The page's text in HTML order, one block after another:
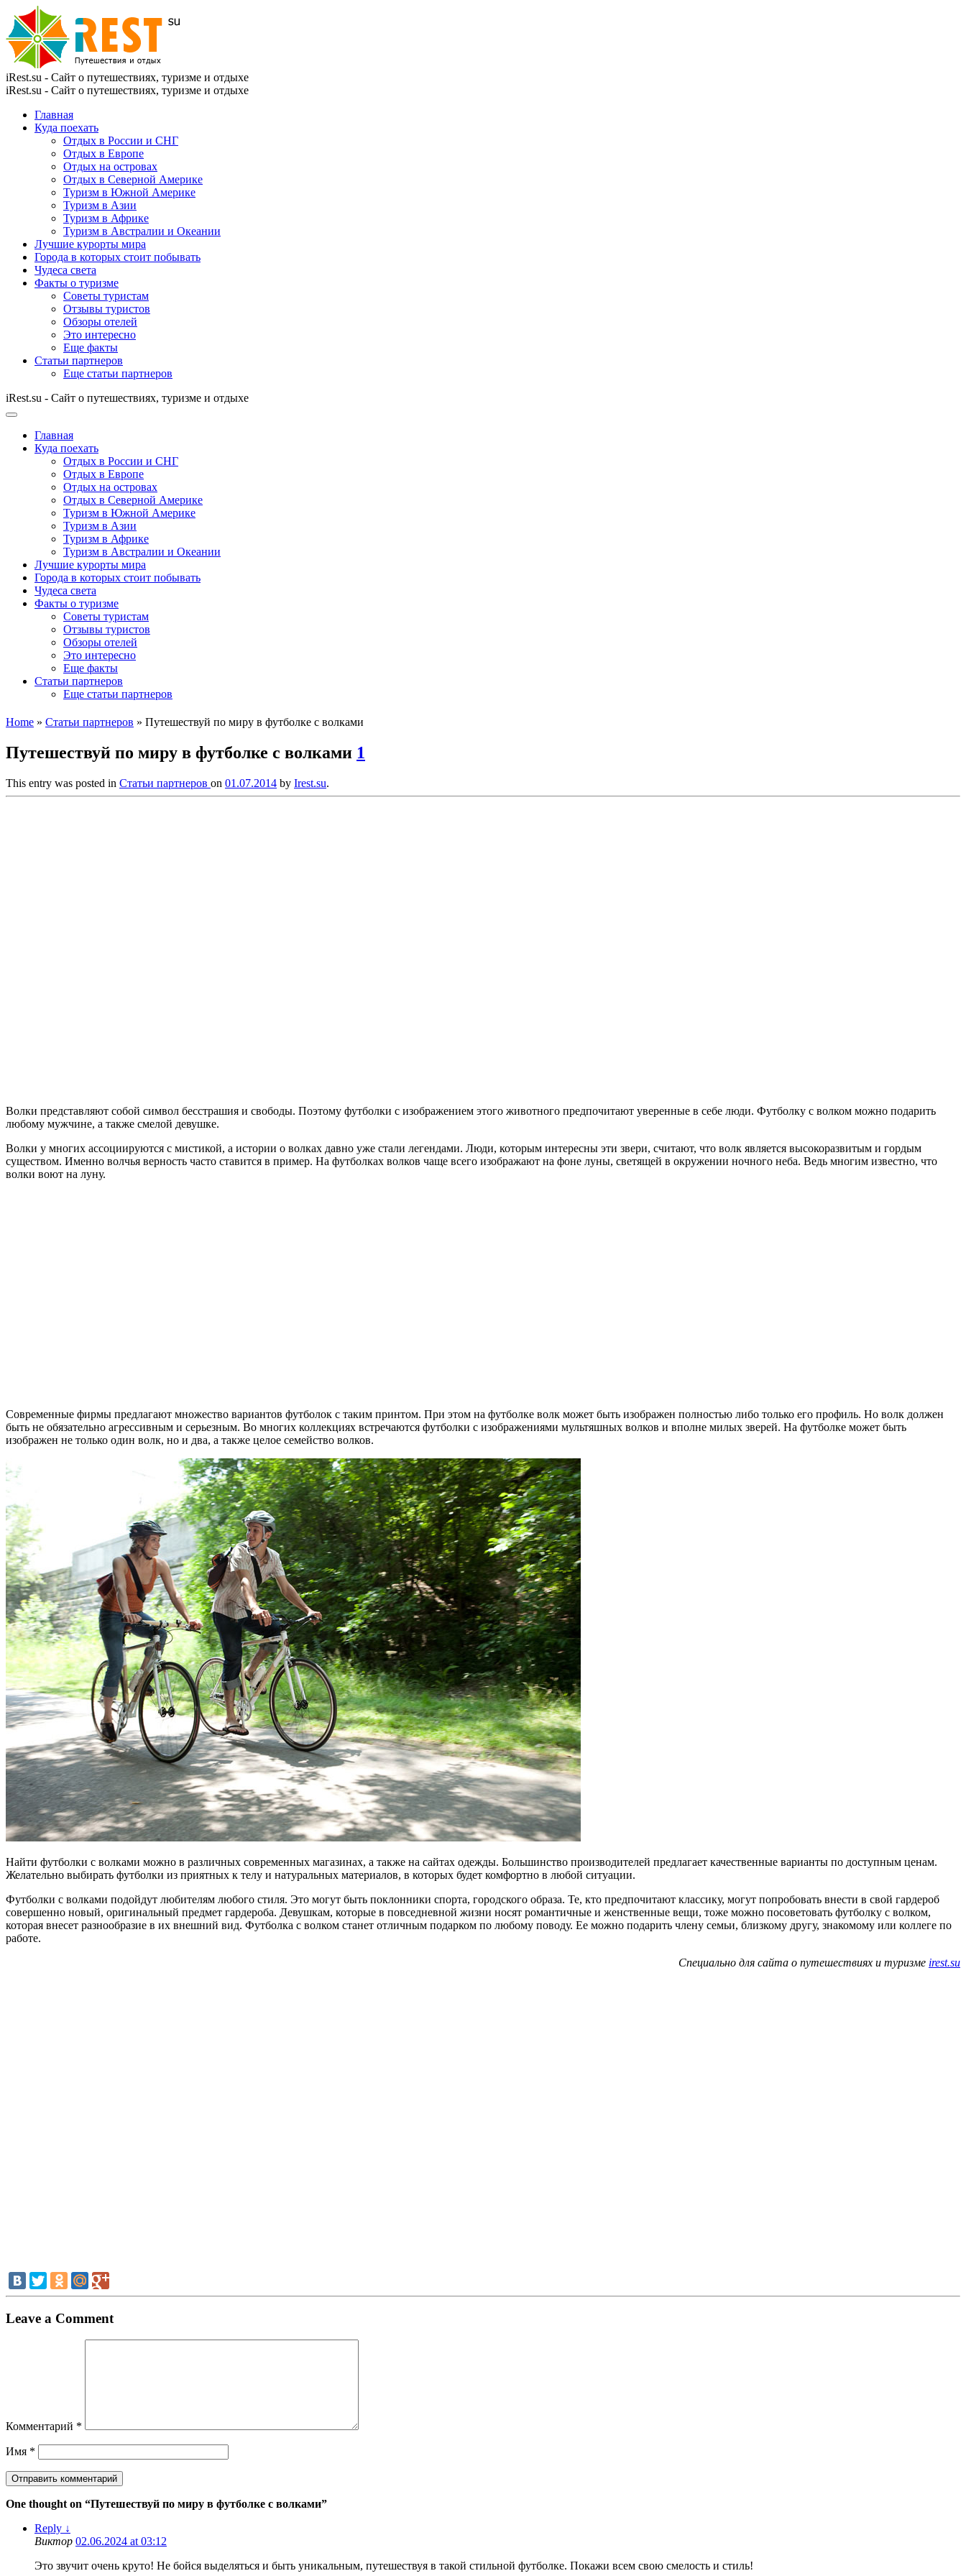
iRest.su - Сайт о путешествиях, туризме и отдыхе
iRest.su - Сайт о путешествиях, туризме и отдыхе
Главная
Куда поехать
Отдых в России и СНГ
Отдых в Европе
Отдых на островах
Отдых в Северной Америке
Туризм в Южной Америке
Туризм в Азии
Туризм в Африке
Туризм в Австралии и Океании
Лучшие курорты мира
Города в которых стоит побывать
Чудеса света
Факты о туризме
Советы туристам
Отзывы туристов
Обзоры отелей
Это интересно
Еще факты
Статьи партнеров
Еще статьи партнеров
iRest.su - Сайт о путешествиях, туризме и отдыхе
Главная
Куда поехать
Отдых в России и СНГ
Отдых в Европе
Отдых на островах
Отдых в Северной Америке
Туризм в Южной Америке
Туризм в Азии
Туризм в Африке
Туризм в Австралии и Океании
Лучшие курорты мира
Города в которых стоит побывать
Чудеса света
Факты о туризме
Советы туристам
Отзывы туристов
Обзоры отелей
Это интересно
Еще факты
Статьи партнеров
Еще статьи партнеров
Home » Статьи партнеров » Путешествуй по миру в футболке с волками
Путешествуй по миру в футболке с волками 1
This entry was posted in Статьи партнеров on 01.07.2014 by Irest.su.
Волки представляют собой символ бесстрашия и свободы. Поэтому футболки с изображением этого животного предпочитают уверенные в себе люди. Футболку с волком можно подарить
любому мужчине, а также смелой девушке.
Волки у многих ассоциируются с мистикой, а истории о волках давно уже стали легендами. Люди, которым интересны эти звери, считают, что волк является высокоразвитым и гордым
существом. Именно волчья верность часто ставится в пример. На футболках волков чаще всего изображают на фоне луны, светящей в окружении ночного неба. Ведь многим известно, что
волки воют на луну.
Современные фирмы предлагают множество вариантов футболок с таким принтом. При этом на футболке волк может быть изображен полностью либо только его профиль. Но волк должен
быть не обязательно агрессивным и серьезным. Во многих коллекциях встречаются футболки с изображениями мультяшных волков и вполне милых зверей. На футболке может быть
изображен не только один волк, но и два, а также целое семейство волков.
Найти футболки с волками можно в различных современных магазинах, а также на сайтах одежды. Большинство производителей предлагает качественные варианты по доступным ценам.
Желательно выбирать футболки из приятных к телу и натуральных материалов, в которых будет комфортно в любой ситуации.
Футболки с волками подойдут любителям любого стиля. Это могут быть поклонники спорта, городского образа. Те, кто предпочитают классику, могут попробовать внести в свой гардероб
совершенно новый, оригинальный предмет гардероба. Девушкам, которые в повседневной жизни носят романтичные и женственные вещи, тоже можно посоветовать футболку с волком,
которая внесет разнообразие в их внешний вид. Футболка с волком станет отличным подарком по любому поводу. Ее можно подарить члену семьи, близкому другу, знакомому или коллеге по
работе.
Специально для сайта о путешествиях и туризме irest.su
Leave a Comment
Комментарий *
Имя *
One thought on “Путешествуй по миру в футболке с волками”
Reply ↓
Виктор 02.06.2024 at 03:12
Это звучит очень круто! Не бойся выделяться и быть уникальным, путешествуя в такой стильной футболке. Покажи всем свою смелость и стиль!